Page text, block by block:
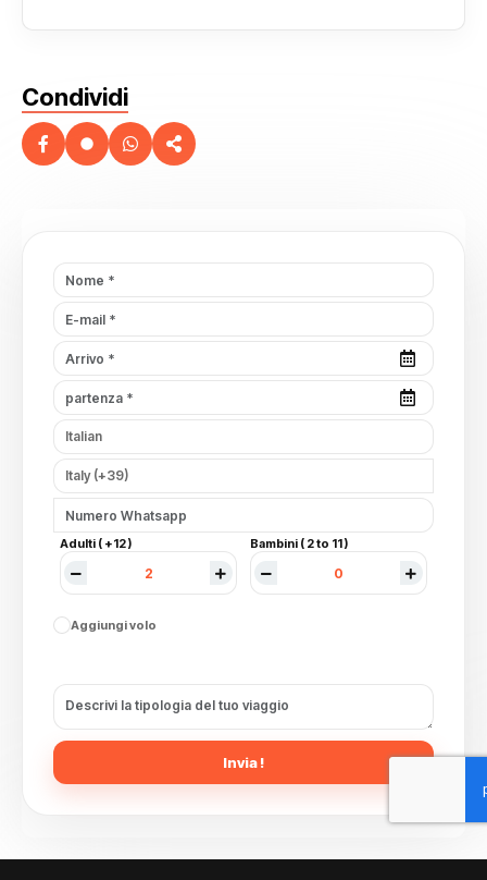
Condividi
Adulti ( +12 ) Bambini ( 2 to 11 )
Aggiungi volo
Invia !